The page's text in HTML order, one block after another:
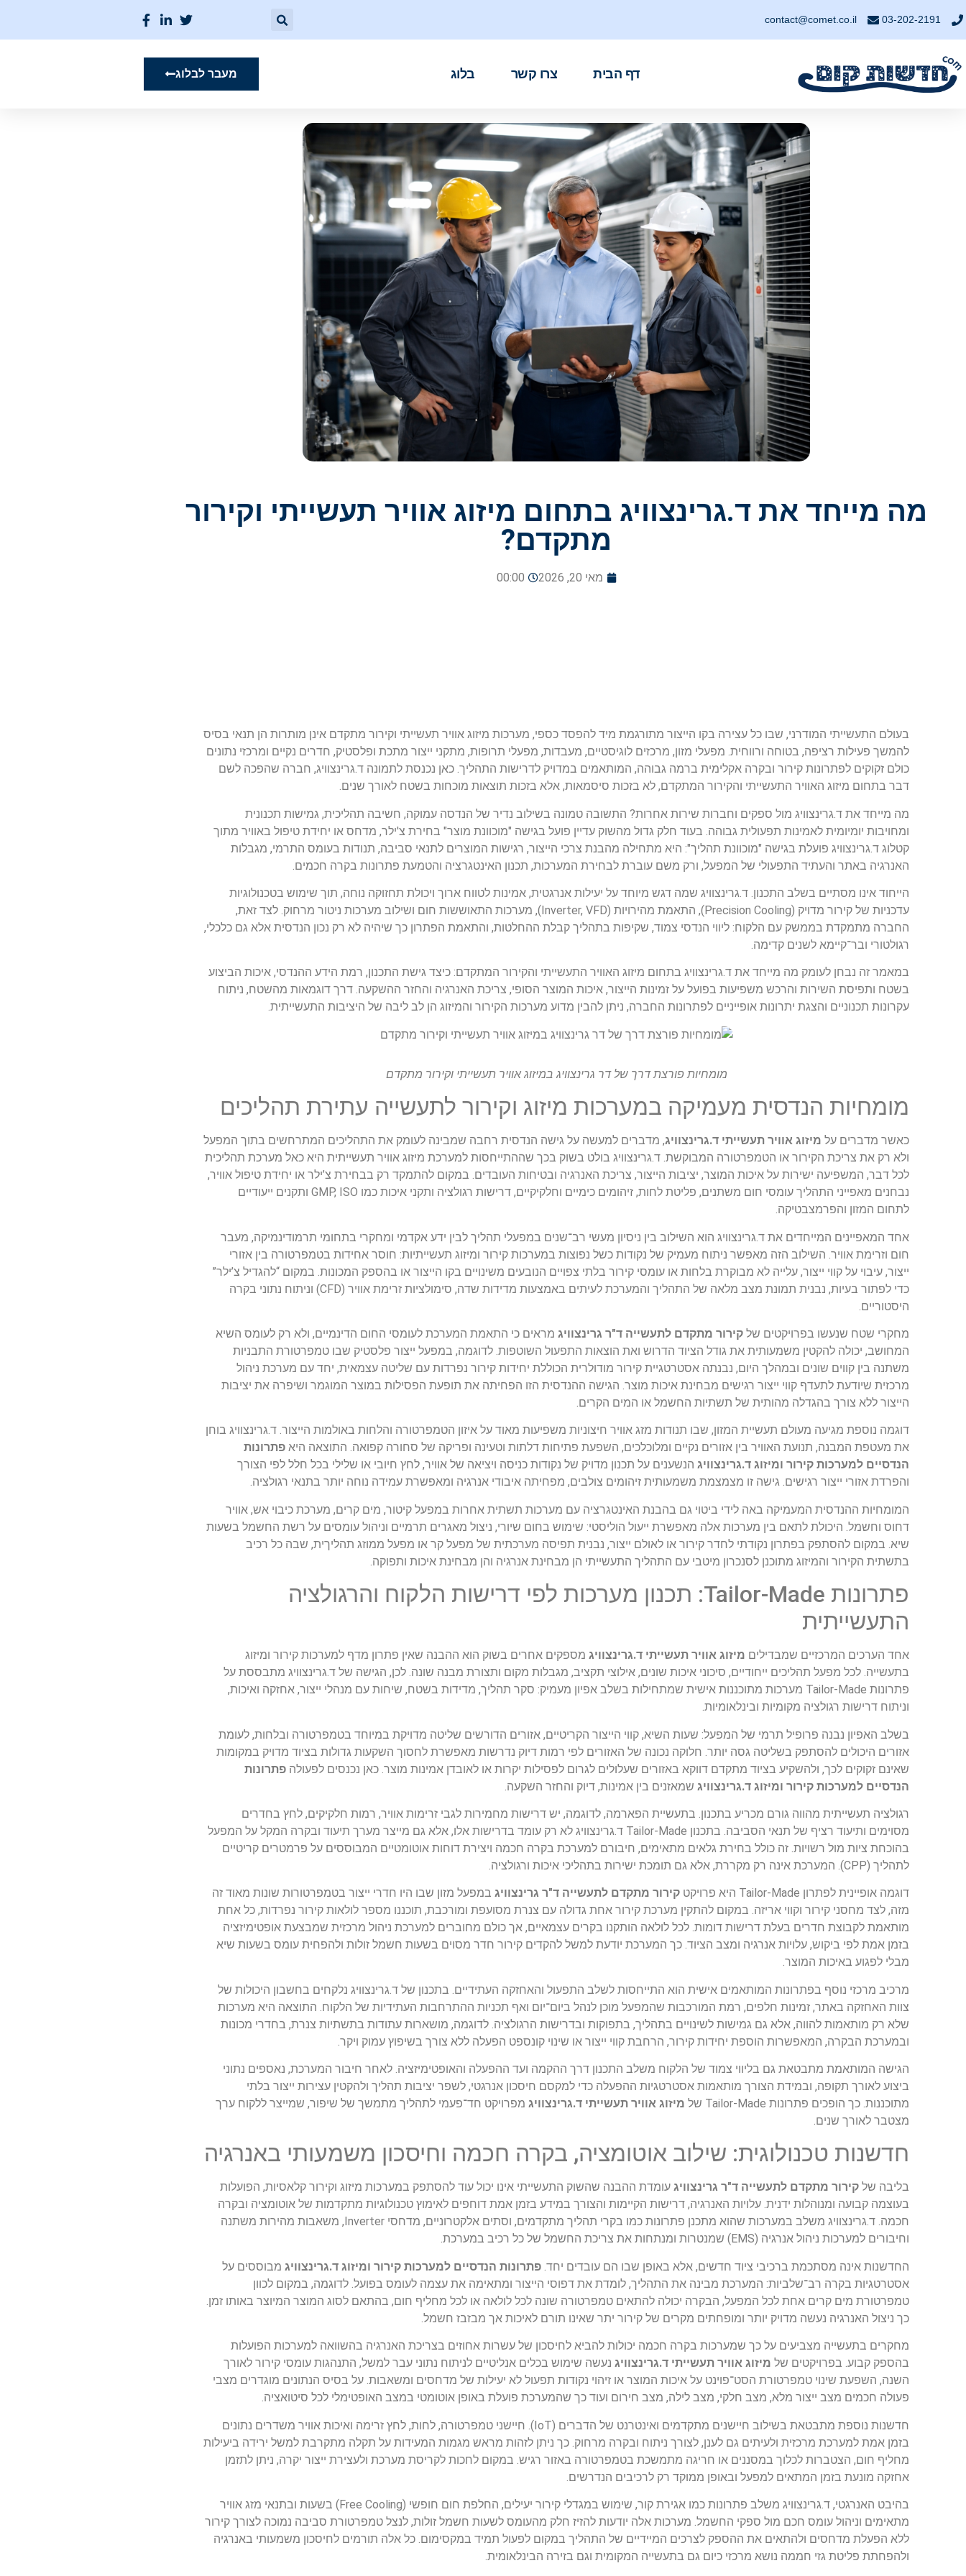
03-202-2191
contact@comet.co.il
דף הבית צרו קשר בלוג מעבר לבלוג
מה מייחד את ד.גרינצוויג בתחום מיזוג אוויר תעשייתי וקירור
מתקדם?
מאי 20, 2026 00:00
בעולם התעשייתי המודרני, שבו כל עצירה בקו הייצור מתורגמת מיד להפסד כספי, מערכות מיזוג אוויר תעשייתי וקירור מתקדם אינן מותרות הן תנאי בסיס
להמשך פעילות רציפה, בטוחה ורווחית. מפעלי מזון, מרכזים לוגיסטיים, מעבדות, מפעלי תרופות, מתקני ייצור מתכת ופלסטיק, חדרים נקיים ומרכזי נתונים
כולם זקוקים לפתרונות קירור ובקרה אקלימית ברמה גבוהה, המותאמים במדויק לדרישות התהליך. כאן נכנסת לתמונה ד.גרינצוויג, חברה שהפכה לשם
דבר בתחום מיזוג האוויר התעשייתי והקירור המתקדם, לא בזכות סיסמאות, אלא בזכות תוצאות מוכחות בשטח לאורך שנים.
מה מייחד את ד.גרינצוויג מול ספקים וחברות שירות אחרות? התשובה טמונה בשילוב נדיר של הנדסה עמוקה, חשיבה תהליכית, גמישות תכנונית
ומחויבות יומיומית לאמינות תפעולית גבוהה. בעוד חלק גדול מהשוק עדיין פועל בגישה "מוכוונת מוצר" בחירת צ'ילר, מדחס או יחידת טיפול באוויר מתוך
קטלוג ד.גרינצוויג פועלת בגישה "מוכוונת תהליך": היא מתחילה מהבנת צרכי הייצור, רגישות המוצרים לתנאי סביבה, תנודות בעומס התרמי, מגבלות
האנרגיה באתר והעתיד התפעולי של המפעל, ורק משם עוברת לבחירת המערכות, תכנון האינטגרציה והטמעת פתרונות בקרה חכמים.
הייחוד אינו מסתיים בשלב התכנון. ד.גרינצוויג שמה דגש מיוחד על יעילות אנרגטית, אמינות לטווח ארוך ויכולת תחזוקה נוחה, תוך שימוש בטכנולוגיות
עדכניות של קירור מדויק (Precision Cooling), התאמת מהירויות (Inverter, VFD), מערכות התאוששות חום ושילוב מערכות ניטור מרחוק. לצד זאת,
החברה מתמקדת בממשק עם הלקוח: ליווי הנדסי צמוד, שקיפות בתהליך קבלת ההחלטות, והתאמת הפתרון כך שיהיה לא רק נכון הנדסית אלא גם כלכלי,
רגולטורי ובר־קיימא לשנים קדימה.
במאמר זה נבחן לעומק מה מייחד את ד.גרינצוויג בתחום מיזוג האוויר התעשייתי והקירור המתקדם: כיצד גישת התכנון, רמת הידע ההנדסי, איכות הביצוע
בשטח ותפיסת השירות והרכש משפיעות בפועל על זמינות הייצור, איכות המוצר הסופי, צריכת האנרגיה והחזר ההשקעה. דרך דוגמאות מהשטח, ניתוח
עקרונות תכנוניים והצגת יתרונות אופייניים לפתרונות החברה, ניתן להבין מדוע מערכות הקירור והמיזוג הן לב ליבה של היציבות התעשייתית.
מומחיות פורצת דרך של דר גרינצוויג במיזוג אוויר תעשייתי וקירור מתקדם
מומחיות הנדסית מעמיקה במערכות מיזוג וקירור לתעשייה עתירת תהליכים
כאשר מדברים על מיזוג אוויר תעשייתי ד.גרינצוויג, מדברים למעשה על גישה הנדסית רחבה שמבינה לעומק את התהליכים המתרחשים בתוך המפעל
ולא רק את צריכת הקירור או הטמפרטורה המבוקשת. ד.גרינצוויג בולט בשוק בכך שההתייחסות למערכת מיזוג אוויר תעשייתית היא כאל מערכת תהליכית
לכל דבר, המשפיעה ישירות על איכות המוצר, יציבות הייצור, צריכת האנרגיה ובטיחות העובדים. במקום להתמקד רק בבחירת צ’ילר או יחידת טיפול אוויר,
נבחנים מאפייני התהליך עומסי חום משתנים, פליטת לחות, זיהומים כימיים וחלקיקיים, דרישות רגולציה ותקני איכות כמו GMP, ISO ותקנים ייעודיים
לתחום המזון והפרמצבטיקה.
אחד המאפיינים המייחדים את ד.גרינצוויג הוא השילוב בין ניסיון מעשי רב־שנים במפעלי תהליך לבין ידע אקדמי ומחקרי בתחומי תרמודינמיקה, מעבר
חום וזרימת אוויר. השילוב הזה מאפשר ניתוח מעמיק של נקודות כשל נפוצות במערכות קירור ומיזוג תעשייתיות: חוסר אחידות בטמפרטורה בין אזורי
ייצור, עיבוי על קווי ייצור, עלייה לא מבוקרת בלחות או עומסי קירור בלתי צפויים הנובעים משינויים בקו הייצור או בהספק המכונות. במקום “להגדיל צ’ילר”
כדי לפתור בעיות, נבנית תמונת מצב מלאה של התהליך והמערכת לעיתים באמצעות מדידות שדה, סימולציות זרימת אוויר (CFD) וניתוח נתוני בקרה
היסטוריים.
מחקרי שטח שנעשו בפרויקטים של קירור מתקדם לתעשייה ד"ר גרינצוויג מראים כי התאמת המערכת לעומסי החום הדינמיים, ולא רק לעומס השיא
המחושב, יכולה להקטין משמעותית את גודל הציוד הדרוש ואת הוצאות התפעול השוטפות. לדוגמה, במפעל ייצור פלסטיק שבו טמפרטורת התבניות
משתנה בין קווים שונים ובמהלך היום, נבנתה אסטרטגיית קירור מודולרית הכוללת יחידות קירור נפרדות עם שליטה עצמאית, יחד עם מערכת ניהול
מרכזית שיודעת לתעדף קווי ייצור רגישים מבחינת איכות מוצר. הגישה ההנדסית הזו הפחיתה את תופעת הפסילות במוצר המוגמר ושיפרה את יציבות
הייצור ללא צורך בהגדלה מהותית של תשתיות החשמל או המים הקרים.
דוגמה נוספת מגיעה מעולם תעשיית המזון, שבו תנודות מזג אוויר חיצוניות משפיעות מאוד על איזון הטמפרטורה והלחות באולמות הייצור. ד.גרינצוויג בוחן
את מעטפת המבנה, תנועת האוויר בין אזורים נקיים ומלוכלכים, השפעת פתיחות דלתות וטעינה ופריקה של סחורה קפואה. התוצאה היא פתרונות
הנדסיים למערכות קירור ומיזוג ד.גרינצוויג הנשענים על תכנון מדויק של נקודות כניסה ויציאה של אוויר, לחץ חיובי או שלילי בכל חלל לפי הצורך
והפרדת אזורי ייצור רגישים. גישה זו מצמצמת משמעותית זיהומים צולבים, מפחיתה איבודי אנרגיה ומאפשרת עמידה נוחה יותר בתנאי רגולציה.
המומחיות ההנדסית המעמיקה באה לידי ביטוי גם בהבנת האינטגרציה עם מערכות תשתית אחרות במפעל קיטור, מים קרים, מערכת כיבוי אש, אוויר
דחוס וחשמל. היכולת לתאם בין מערכות אלה מאפשרת ייעול הוליסטי: שימוש בחום שיורי, ניצול מאגרים תרמיים וניהול עומסים על רשת החשמל בשעות
שיא. במקום להסתפק בפתרון נקודתי לחדר קירור או לאולם ייצור, נבנית תפיסה מערכתית של מפעל קר או מפעל ממוזג תהליךית, שבה כל רכיב
בתשתית הקירור והמיזוג מתוכנן לסנכרון מיטבי עם התהליך התעשייתי הן מבחינת אנרגיה והן מבחינת איכות ותפוקה.
פתרונות Tailor-Made: תכנון מערכות לפי דרישות הלקוח והרגולציה
התעשייתית
אחד הערכים המרכזיים שמבדילים מיזוג אוויר תעשייתי ד.גרינצוויג מספקים אחרים בשוק הוא ההבנה שאין פתרון מדף למערכות קירור ומיזוג
בתעשייה. לכל מפעל תהליכים ייחודיים, סיכוני איכות שונים, אילוצי תקציב, מגבלות מקום ותצורת מבנה שונה. לכן, הגישה של ד.גרינצוויג מתבססת על
פתרונות Tailor-Made מערכות מתוכננות אישית שמתחילות בשלב אפיון מעמיק: סקר תהליך, מדידות בשטח, שיחות עם מנהלי ייצור, אחזקה ואיכות,
וניתוח דרישות רגולציה מקומיות ובינלאומיות.
בשלב האפיון נבנה פרופיל תרמי של המפעל: שעות השיא, קווי הייצור הקריטיים, אזורים הדורשים שליטה מדויקת במיוחד בטמפרטורה ובלחות, לעומת
אזורים היכולים להסתפק בשליטה גסה יותר. חלוקה נכונה של האזורים לפי רמות דיוק נדרשות מאפשרת לחסוך השקעות גדולות בציוד מדויק במקומות
שאינם זקוקים לכך, ולהשקיע בציוד מתקדם דווקא באזורים שעלולים לגרום לפסילות יקרות או לאובדן אמינות מוצר. כאן נכנסים לפעולה פתרונות
הנדסיים למערכות קירור ומיזוג ד.גרינצוויג שמאזנים בין אמינות, דיוק והחזר השקעה.
רגולציה תעשייתית מהווה גורם מכריע בתכנון. בתעשיית הפארמה, לדוגמה, יש דרישות מחמירות לגבי זרימות אוויר, רמות חלקיקים, לחץ בחדרים
מסוימים ותיעוד רציף של תנאי הסביבה. בתכנון Tailor-Made ד.גרינצוויג לא רק עומד בדרישות אלו, אלא גם מייצר מערך תיעוד ובקרה המקל על המפעל
בהוכחת ציות מול רשויות. זה כולל בחירת גלאים מתאימים, חיבורם למערכת בקרה חכמה ויצירת דוחות אוטומטיים המבוססים על פרמטרים קריטיים
לתהליך (CPP). המערכת אינה רק מקררת, אלא גם תומכת ישירות בתהליכי איכות ורגולציה.
דוגמה אופיינית לפתרון Tailor-Made היא פרויקט קירור מתקדם לתעשייה ד"ר גרינצוויג במפעל מזון שבו היו חדרי ייצור בטמפרטורות שונות מאוד זה
מזה, לצד מחסני קירור וקווי אריזה. במקום להתקין מערכת קירור אחת גדולה עם צנרת מסועפת ומורכבת, תוכננו מספר לולאות קירור נפרדות, כל אחת
מותאמת לקבוצת חדרים בעלת דרישות דומות. לכל לולאה הותקנו בקרים עצמאיים, אך כולם מחוברים למערכת ניהול מרכזית שמבצעת אופטימיזציה
בזמן אמת לפי ביקוש, עלויות אנרגיה ומצב הציוד. כך המערכת יודעת למשל להקדים קירור חדר מסוים בשעות חשמל זולות ולהפחית עומס בשעות שיא
מבלי לפגוע באיכות המוצר.
מרכיב מרכזי נוסף בפתרונות המותאמים אישית הוא התייחסות לשלב התפעול והאחזקה העתידיים. בתכנון של ד.גרינצוויג נלקחים בחשבון היכולות של
צוות האחזקה באתר, זמינות חלפים, רמת המורכבות שהמפעל מוכן לנהל ביום־יום ואף תכניות ההתרחבות העתידיות של הלקוח. התוצאה היא מערכות
שלא רק מותאמות להווה, אלא גם גמישות לשינויים בתהליך, בתפוקות ובדרישות הרגולציה. לדוגמה, מושארות עתודות בתשתיות צנרת, בחדרי מכונות
ובמערכת הבקרה, המאפשרות הוספת יחידות קירור, הרחבת קווי ייצור או שינוי קונספט הפעלה ללא צורך בשיפוץ עמוק ויקר.
הגישה המותאמת מתבטאת גם בליווי צמוד של הלקוח משלב התכנון דרך ההקמה ועד ההפעלה והאופטימיזציה. לאחר חיבור המערכת, נאספים נתוני
ביצוע לאורך תקופה, ובמידת הצורך מותאמות אסטרטגיות ההפעלה כדי למקסם חיסכון אנרגטי, לשפר יציבות תהליך ולהקטין עצירות ייצור בלתי
מתוכננות. כך הופכים פתרונות Tailor-Made של
מיזוג אוויר תעשייתי ד.גרינצוויג מפרויקט חד־פעמי לתהליך מתמשך של שיפור, שמייצר ללקוח ערך
מצטבר לאורך שנים.
חדשנות טכנולוגית: שילוב אוטומציה, בקרה חכמה וחיסכון משמעותי באנרגיה
בליבה של קירור מתקדם לתעשייה ד"ר גרינצוויג עומדת ההבנה שהשוק התעשייתי אינו יכול עוד להסתפק במערכות מיזוג וקירור קלאסיות, הפועלות
בעוצמה קבועה ומנוהלות ידנית. עלויות האנרגיה, דרישות הקיימות והצורך במידע בזמן אמת דוחפים לאימוץ טכנולוגיות מתקדמות של אוטומציה ובקרה
חכמה. ד.גרינצוויג משלב במערכות שהוא מתכנן פתרונות כמו בקרי תהליך מתקדמים, וסתים אלקטרוניים, מדחסי Inverter, משאבות מהירות משתנה
וחיבורים למערכות ניהול אנרגיה (EMS) שמנטרות ומנתחות את צריכת החשמל של כל רכיב במערכת.
החדשנות אינה מסתכמת ברכיבי ציוד חדשים, אלא באופן שבו הם עובדים יחד. פתרונות הנדסיים למערכות קירור ומיזוג ד.גרינצוויג מבוססים על
אסטרטגיות בקרה רב־שלביות: המערכת מבינה את התהליך, לומדת את דפוסי הייצור ומתאימה את עצמה לעומס בפועל. לדוגמה, במקום לכוון
טמפרטורת מים קרים אחת לכל המפעל, הבקרה יכולה להתאים טמפרטורה שונה לכל לולאה או לכל מחליף חום, בהתאם לסוג המוצר המיוצר באותו זמן.
כך ניצול האנרגיה נעשה מדויק יותר ומופחתים מקרים של קירור יתר שאינו תורם לאיכות אך מבזבז חשמל.
מחקרים בתעשייה מצביעים על כך שמערכות בקרה חכמה יכולות להביא לחיסכון של עשרות אחוזים בצריכת האנרגיה בהשוואה למערכות הפועלות
בהספק קבוע. בפרויקטים של מיזוג אוויר תעשייתי ד.גרינצוויג נעשה שימוש בכלים אנליטיים לניתוח נתוני עבר למשל, התנהגות עומסי קירור לאורך
השנה, השפעת שינוי טמפרטורת הסט־פוינט על איכות המוצר או זיהוי נקודות תפעול לא יעילות של מדחסים ומשאבות. על בסיס הנתונים מוגדרים מצבי
פעולה חכמים מצב ייצור מלא, מצב חלקי, מצב לילה, מצב חירום ועוד כך שהמערכת פועלת באופן אוטומטי במצב האופטימלי לכל סיטואציה.
חדשנות נוספת מתבטאת בשילוב חיישנים מתקדמים ואינטרנט של הדברים (IoT). חיישני טמפרטורה, לחות, לחץ זרימה ואיכות אוויר משדרים נתונים
בזמן אמת למערכת מרכזית ולעיתים גם לענן, לצורך ניתוח ובקרה מרחוק. כך ניתן לזהות מראש מגמות המעידות על תקלה מתקרבת למשל ירידה ביעילות
מחליף חום, הצטברות לכלוך במסננים או חריגה מתמשכת בטמפרטורה באזור רגיש. במקום לחכות לקריסת מערכת ולעצירת ייצור יקרה, ניתן לתזמן
אחזקה מונעת בזמן המתאים למפעל ובאופן ממוקד רק לרכיבים הנדרשים.
בהיבט האנרגטי, ד.גרינצוויג משלב פתרונות כמו אגירת קור, שימוש במגדלי קירור יעילים, החלפת חום חופשי (Free Cooling) בשעות ובתנאי מזג אוויר
מתאימים וניהול עומס חכם מול ספקי החשמל. מערכות אלה יודעות להזיז חלק מהעומס לשעות חשמל זולות, לנצל טמפרטורת סביבה נמוכה לצורך קירור
ללא הפעלת מדחסים ולהתאים את ההספק לצרכים המיידיים של התהליך במקום לפעול תמיד במקסימום. כל אלה תורמים לחיסכון משמעותי באנרגיה
ולהפחתת פליטת גזי חממה נושא מרכזי כיום גם בתעשייה המקומית וגם בזירה הבינלאומית.